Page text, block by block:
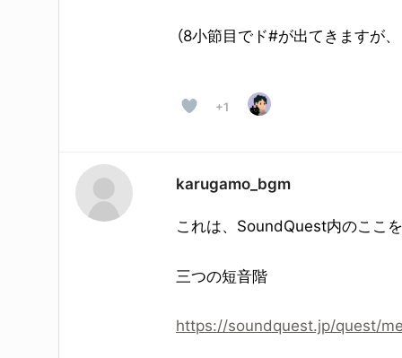
（8小節目でド#が出てきますが
+1
karugamo_bgm
これは、SoundQuest内のここ
三つの短音階
https://soundquest.jp/quest/